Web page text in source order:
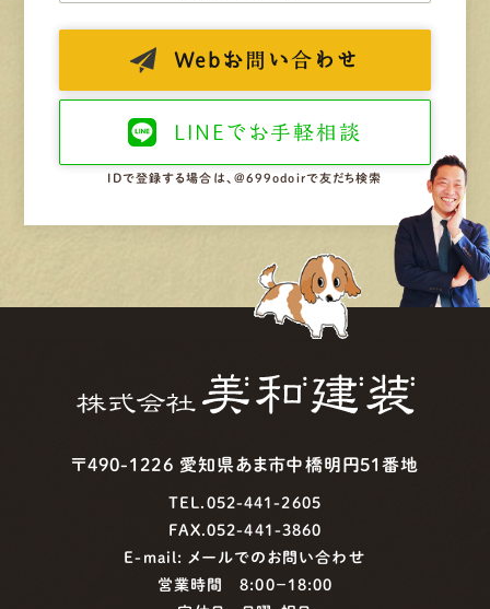
Web お問い合わせ
LINEで お手軽相談
IDで登録する場合は、@699odoirで友だち検索
〒490-1226 愛知県あま市中橋明円51番地
TEL.052-441-2605
FAX.052-441-3860
E-mail: メールでのお問い合わせ
営業時間 8:00−18:00